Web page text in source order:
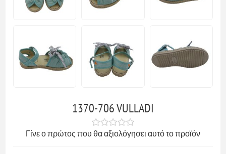
1370-706 VULLADI
Γίνε ο πρώτος που θα αξιολόγησει αυτό το προϊόν